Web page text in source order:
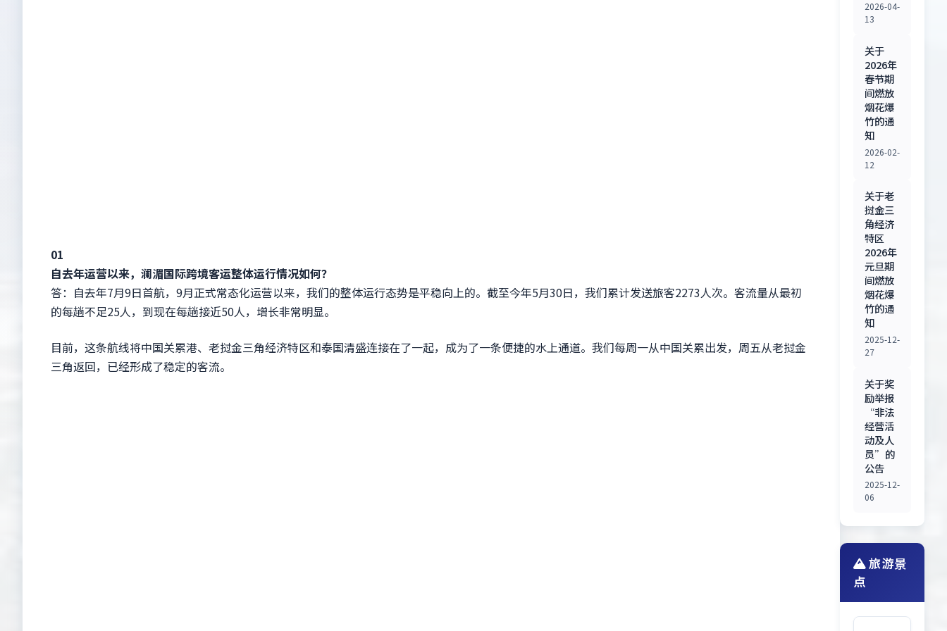
01
自去年运营以来，澜湄国际跨境客运整体运行情况如何？
答：自去年7月9日首航，9月正式常态化运营以来，我们的整体运行态势是平稳向上的。截至今年5月30日，我们累计发送旅客2273人次。客流量从最初
的每趟不足25人，到现在每趟接近50人，增长非常明显。
目前，这条航线将中国关累港、老挝金三角经济特区和泰国清盛连接在了一起，成为了一条便捷的水上通道。我们每周一从中国关累出发，周五从老挝金
三角返回，已经形成了稳定的客流。
2026-04-
13
关于
2026年
春节期
间燃放
烟花爆
竹的通
知
2026-02-
12
关于老
挝金三
角经济
特区
2026年
元旦期
间燃放
烟花爆
竹的通
知
2025-12-
27
关于奖
励举报
“非法
经营活
动及人
员”的
公告
2025-12-
06
旅游景
点